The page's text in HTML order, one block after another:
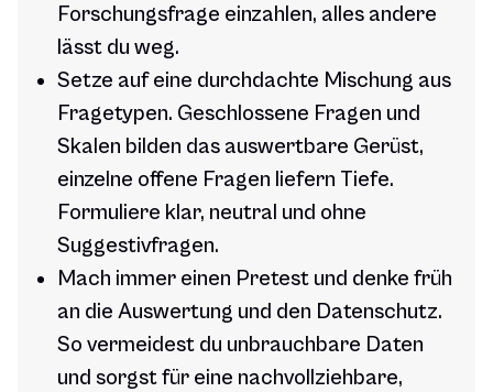
Forschungsfrage einzahlen, alles andere
lässt du weg.
Setze auf eine durchdachte Mischung aus
Fragetypen. Geschlossene Fragen und
Skalen bilden das auswertbare Gerüst,
einzelne offene Fragen liefern Tiefe.
Formuliere klar, neutral und ohne
Suggestivfragen.
Mach immer einen Pretest und denke früh
an die Auswertung und den Datenschutz.
So vermeidest du unbrauchbare Daten
und sorgst für eine nachvollziehbare,